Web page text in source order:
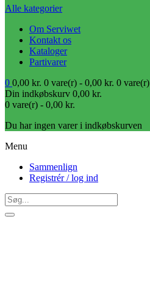
Alle kategorier
Om Serviwet
Kontakt os
Kataloger
Partivarer
0 0,00 kr. 0 vare(r) - 0,00 kr. 0 vare(r)
Din indkøbskurv 0,00 kr.
0 vare(r) - 0,00 kr.
Du har ingen varer i indkøbskurven
Menu
Sammenlign
Registrér / log ind